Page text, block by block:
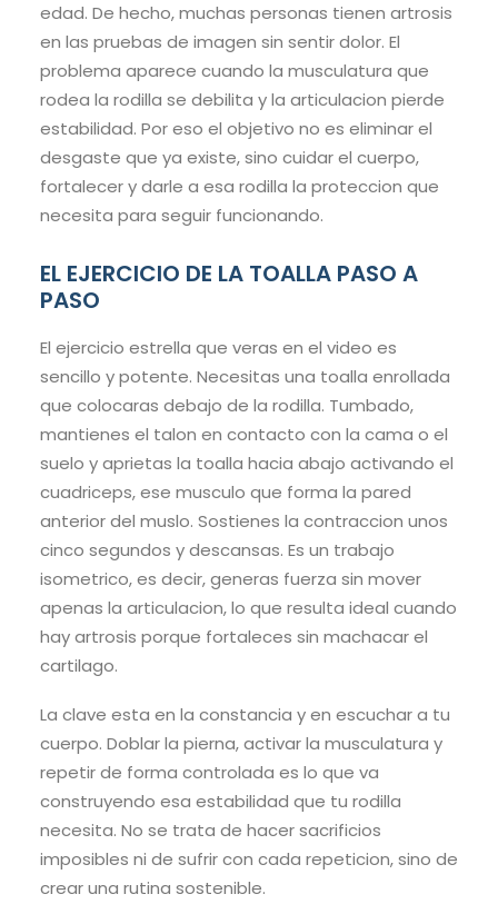
edad. De hecho, muchas personas tienen artrosis
en las pruebas de imagen sin sentir dolor. El
problema aparece cuando la musculatura que
rodea la rodilla se debilita y la articulacion pierde
estabilidad. Por eso el objetivo no es eliminar el
desgaste que ya existe, sino cuidar el cuerpo,
fortalecer y darle a esa rodilla la proteccion que
necesita para seguir funcionando.
EL EJERCICIO DE LA TOALLA PASO A
PASO
El ejercicio estrella que veras en el video es
sencillo y potente. Necesitas una toalla enrollada
que colocaras debajo de la rodilla. Tumbado,
mantienes el talon en contacto con la cama o el
suelo y aprietas la toalla hacia abajo activando el
cuadriceps, ese musculo que forma la pared
anterior del muslo. Sostienes la contraccion unos
cinco segundos y descansas. Es un trabajo
isometrico, es decir, generas fuerza sin mover
apenas la articulacion, lo que resulta ideal cuando
hay artrosis porque fortaleces sin machacar el
cartilago.
La clave esta en la constancia y en escuchar a tu
cuerpo. Doblar la pierna, activar la musculatura y
repetir de forma controlada es lo que va
construyendo esa estabilidad que tu rodilla
necesita. No se trata de hacer sacrificios
imposibles ni de sufrir con cada repeticion, sino de
crear una rutina sostenible.